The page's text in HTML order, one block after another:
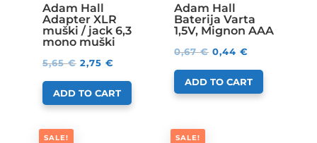
Adam Hall
Adapter XLR
muški / jack 6,3
mono muški
5,65€ 2,75 €
ADD TO CART
Adam Hall
Baterija Varta
1,5V, Mignon AAA
0,67€ 0,44€
ADD TO CART
SALE! SALE!